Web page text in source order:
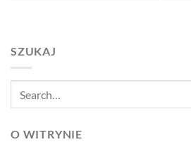
SZUKAJ
O WITRYNIE